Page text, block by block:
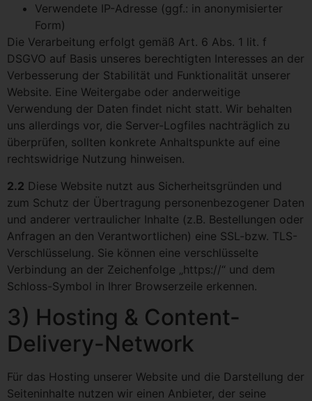
Verwendete IP-Adresse (ggf.: in anonymisierter
Form)
Die Verarbeitung erfolgt gemäß Art. 6 Abs. 1 lit. f
DSGVO auf Basis unseres berechtigten Interesses an der
Verbesserung der Stabilität und Funktionalität unserer
Website. Eine Weitergabe oder anderweitige
Verwendung der Daten findet nicht statt. Wir behalten
uns allerdings vor, die Server-Logfiles nachträglich zu
überprüfen, sollten konkrete Anhaltspunkte auf eine
rechtswidrige Nutzung hinweisen.
2.2 Diese Website nutzt aus Sicherheitsgründen und
zum Schutz der Übertragung personenbezogener Daten
und anderer vertraulicher Inhalte (z.B. Bestellungen oder
Anfragen an den Verantwortlichen) eine SSL-bzw. TLS-
Verschlüsselung. Sie können eine verschlüsselte
Verbindung an der Zeichenfolge „https://“ und dem
Schloss-Symbol in Ihrer Browserzeile erkennen.
3) Hosting & Content-
Delivery-Network
Für das Hosting unserer Website und die Darstellung der
Seiteninhalte nutzen wir einen Anbieter, der seine